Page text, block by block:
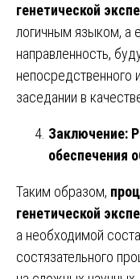
генетической
логичным языком, а
направленность,
непосредственного
заседании в
Заключение:
обеспечения
Таким образом,
генетической
а необходимой
состязательного